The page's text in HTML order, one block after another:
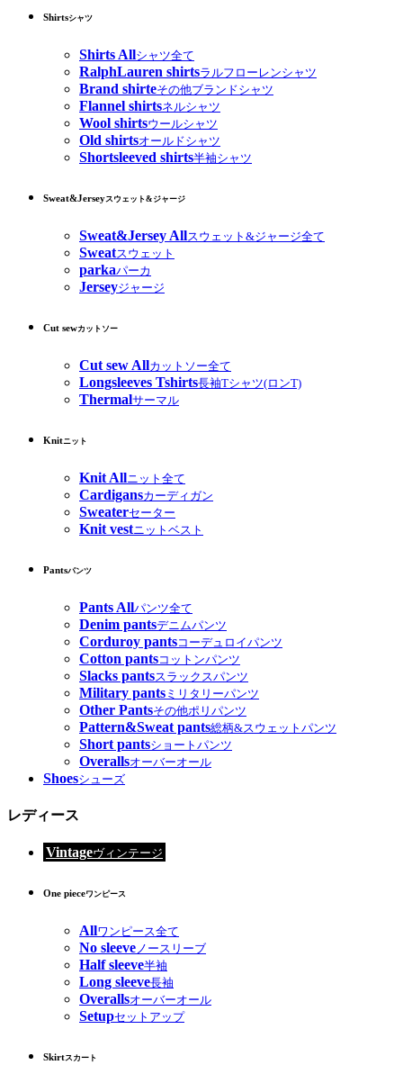
Shirtsシャツ
Shirts Allシャツ全て
RalphLauren shirtsラルフローレンシャツ
Brand shirteその他ブランドシャツ
Flannel shirtsネルシャツ
Wool shirtsウールシャツ
Old shirtsオールドシャツ
Shortsleeved shirts半袖シャツ
Sweat&Jerseyスウェット&ジャージ
Sweat&Jersey Allスウェット&ジャージ全て
Sweatスウェット
parkaパーカ
Jerseyジャージ
Cut sewカットソー
Cut sew Allカットソー全て
Longsleeves Tshirts長袖Tシャツ(ロンT)
Thermalサーマル
Knitニット
Knit Allニット全て
Cardigansカーディガン
Sweaterセーター
Knit vestニットベスト
Pantsパンツ
Pants Allパンツ全て
Denim pantsデニムパンツ
Corduroy pantsコーデュロイパンツ
Cotton pantsコットンパンツ
Slacks pantsスラックスパンツ
Military pants ミリタリーパンツ
Other Pantsその他ポリパンツ
Pattern&Sweat pants総柄&スウェットパンツ
Short pantsショートパンツ
Overallsオーバーオール
Shoesシューズ
レディース
Vintageヴィンテージ
One pieceワンピース
Allワンピース全て
No sleeveノースリーブ
Half sleeve半袖
Long sleeve長袖
Overallsオーバーオール
Setupセットアップ
Skirtスカート